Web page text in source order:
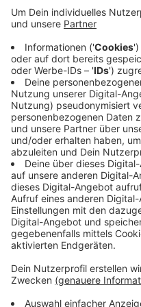
Anzeige
Am Montag starten die
nur ein Baustein. Die
Stromleitungen,
ebenso die Rad- und
Straßenlaternen mit
Monate dauern die
die Baustelle in
Verkehrsprobleme sich
Anzeige